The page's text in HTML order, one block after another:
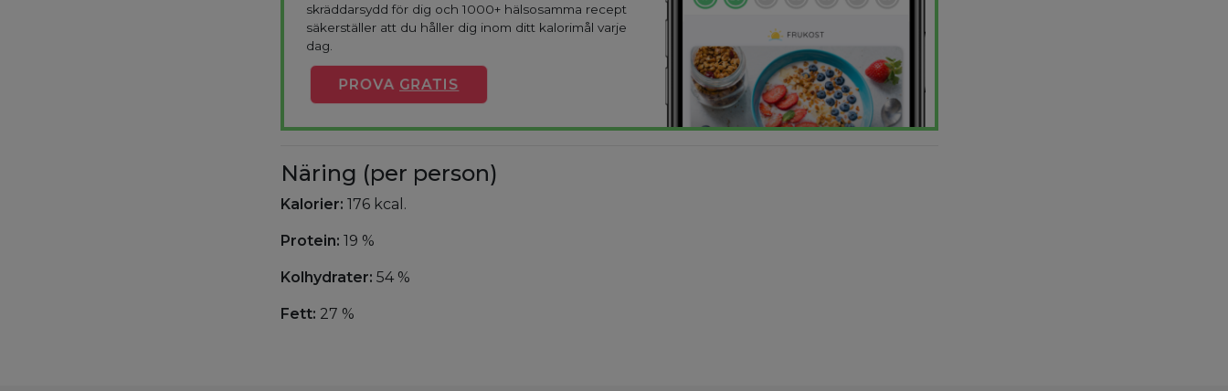
skräddarsydd för dig och 1000+ hälsosamma recept
säkerställer att du håller dig inom ditt kalorimål varje
dag.
PROVA GRATIS
Näring (per person)
Kalorier: 176 kcal.
Protein: 19 %
Kolhydrater: 54 %
Fett: 27 %